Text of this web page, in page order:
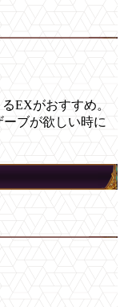
EXがおすすめ。
ブが欲しい時に